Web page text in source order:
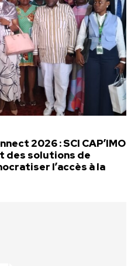
2026 : SCI CAP’IMO
des solutions de
l’accès à la